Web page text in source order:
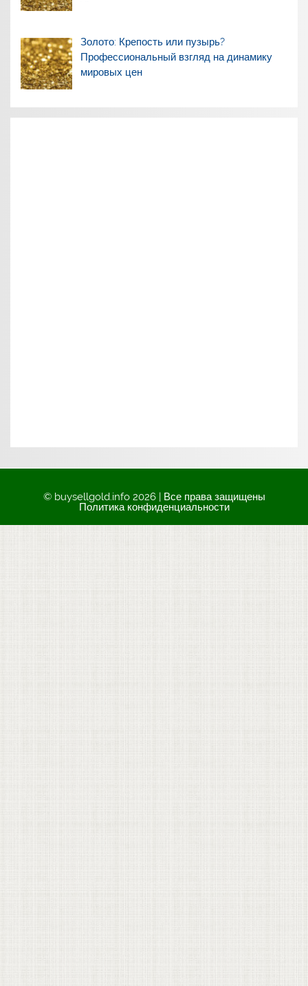
Золото: Крепость или пузырь?
Профессиональный взгляд на динамику
мировых цен
© buysellgold.info 2026 | Все права защищены
Политика конфиденциальности